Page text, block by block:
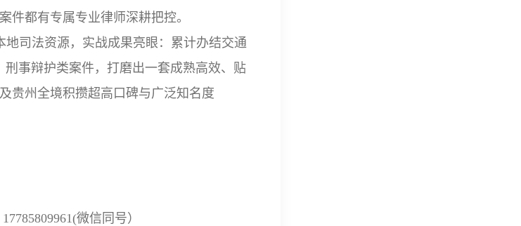
件都有专属专业律师深耕把控。
司法资源，实战成果亮眼：累计办结交通
事辩护类案件，打磨出一套成熟高效、贴
贵州全境积攒超高口碑与广泛知名度
17785809961(微信同号）